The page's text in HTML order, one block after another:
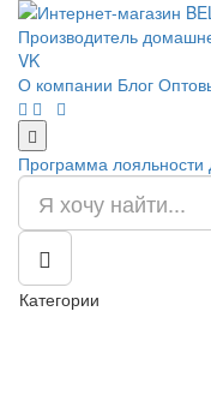
Производитель
VK
О компании Блог
Программа лояльности
Категории